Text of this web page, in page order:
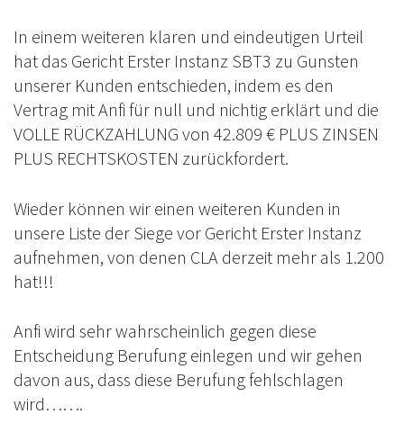
In einem weiteren klaren und eindeutigen Urteil
hat das Gericht Erster Instanz SBT3 zu Gunsten
unserer Kunden entschieden, indem es den
Vertrag mit Anfi für null und nichtig erklärt und die
VOLLE RÜCKZAHLUNG von 42.809 € PLUS ZINSEN
PLUS RECHTSKOSTEN zurückfordert.
Wieder können wir einen weiteren Kunden in
unsere Liste der Siege vor Gericht Erster Instanz
aufnehmen, von denen CLA derzeit mehr als 1.200
hat!!!
Anfi wird sehr wahrscheinlich gegen diese
Entscheidung Berufung einlegen und wir gehen
davon aus, dass diese Berufung fehlschlagen
wird…….